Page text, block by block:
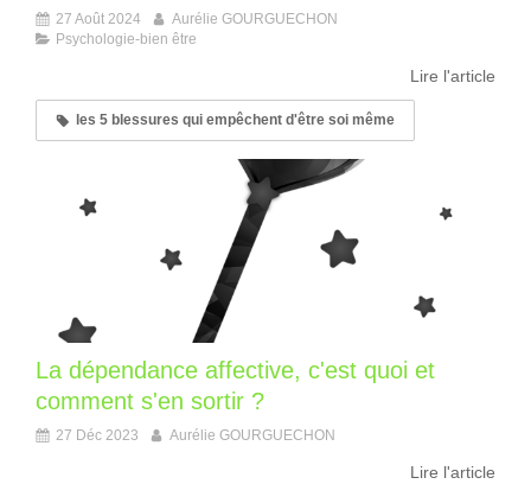
27 Août 2024
Aurélie GOURGUECHON
Psychologie-bien être
Lire l'article
les 5 blessures qui empêchent d'être soi même
La dépendance affective, c'est quoi et
comment s'en sortir ?
27 Déc 2023 Aurélie GOURGUECHON
Lire l'article